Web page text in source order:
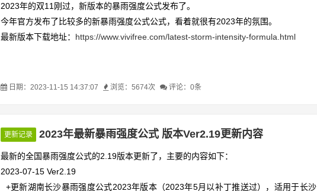
2023年的双11刚过，新版本的暴雨强度公式发布了。
今年官方发布了比较多的新暴雨强度公式公式，看着就很有2023年的氛围。
最新版本下载地址： https://www.vivifree.com/latest-storm-intensity-formula.html
日期：2023-11-15 14:37:07 浏览：5674次 评论：0条
更新记录 2023年最新暴雨强度公式 版本Ver2.19更新内容
最新的全国暴雨强度公式的2.19版本更新了，主要的内容如下：
2023-07-15 Ver2.19
+更新湖南长沙暴雨强度公式2023年版本（2023年5月以补丁推送过），适用于长沙